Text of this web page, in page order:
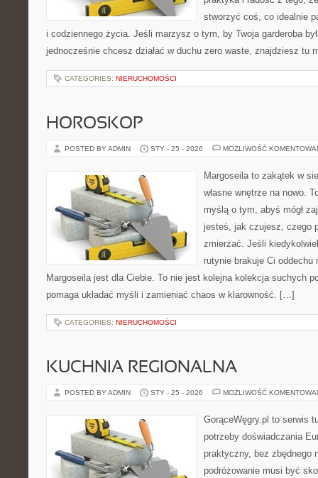
stworzyć coś, co idealnie
i codziennego życia. Jeśli marzysz o tym, by Twoja garderoba
jednocześnie chcesz działać w duchu zero waste, znajdziesz tu
CATEGORIES: NIERUCHOMOŚCI
HOROSKOP
POSTED BY ADMIN STY - 25 - 2026 MOŻLIWOŚĆ
Margoseila to zakątek w
własne wnętrze na nowo.
myślą o tym, abyś mógł
jesteś, jak czujesz, czego
zmierzać. Jeśli
rutynie brakuje Ci oddechu
Margoseila jest dla Ciebie. To nie jest kolejna kolekcja suchych
pomaga układać myśli i zamieniać chaos w klarowność. […]
CATEGORIES: NIERUCHOMOŚCI
KUCHNIA REGIONALNA
POSTED BY ADMIN STY - 25 - 2026 MOŻLIWOŚĆ
GorąceWęgry.pl to serwis
potrzeby doświadczania
praktyczny, bez zbędnego
podróżowanie musi być